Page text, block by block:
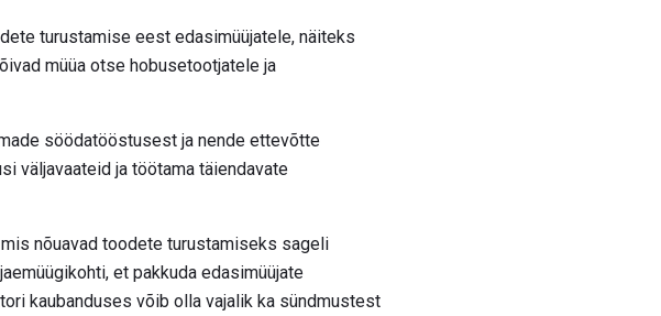
turustamise eest edasimüüjatele, näiteks
müüa otse hobusetootjatele ja
söödatööstusest ja nende ettevõtte
väljavaateid ja töötama täiendavate
nõuavad toodete turustamiseks sageli
et pakkuda edasimüüjate
kaubanduses võib olla vajalik ka sündmustest